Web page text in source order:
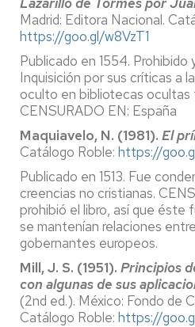
Madrid: Editora Nacional.
https://goo.gl/w8VzT1
Publicado en 1554. Prohibido
Inquisición por sus críticas a
oculto en bibliotecas ocultas
CENSURADO EN: España
Maquiavelo, N. (1981). El
Catálogo Roble: https://
Publicado en 1513. Fue
creencias no cristianas.
prohibió el libro, así que éste
se mantenían relaciones
gobernantes europeos.
Mill, J. S. (1951). Principios
con algunas de sus
(2nd ed.). México: Fondo de
Catálogo Roble: https://